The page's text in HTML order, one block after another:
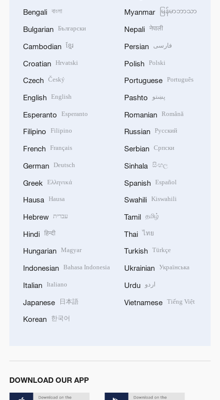
Bengali বাংলা
Bulgarian Български
Cambodian ខ្មែរ
Croatian Hrvatski
Czech Český
English English
Esperanto Esperanto
Filipino Filipino
French Français
German Deutsch
Greek Ελληνικά
Hausa Hausa
Hebrew עברית
Hindi हिन्दी
Hungarian Magyar
Indonesian Bahasa Indonesia
Italian Italiano
Japanese 日本語
Korean 한국어
Myanmar မြန်မာဘာသာ
Nepali नेपाली
Persian فارسی
Polish Polski
Portuguese Português
Pashto پښتو
Romanian Română
Russian Русский
Serbian Српски
Sinhala සිංහල
Spanish Español
Swahili Kiswahili
Tamil தமிழ்
Thai ไทย
Turkish Türkçe
Ukrainian Українська
Urdu اردو
Vietnamese Tiếng Việt
DOWNLOAD OUR APP